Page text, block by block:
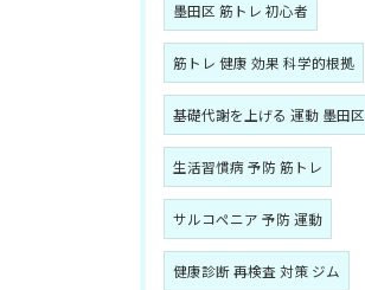
墨田区 筋トレ 初心者
筋トレ 健康 効果 科学的根拠
基礎代謝を上げる 運動 墨田区
生活習慣病 予防 筋トレ
サルコペニア 予防 運動
健康診断 再検査 対策 ジム